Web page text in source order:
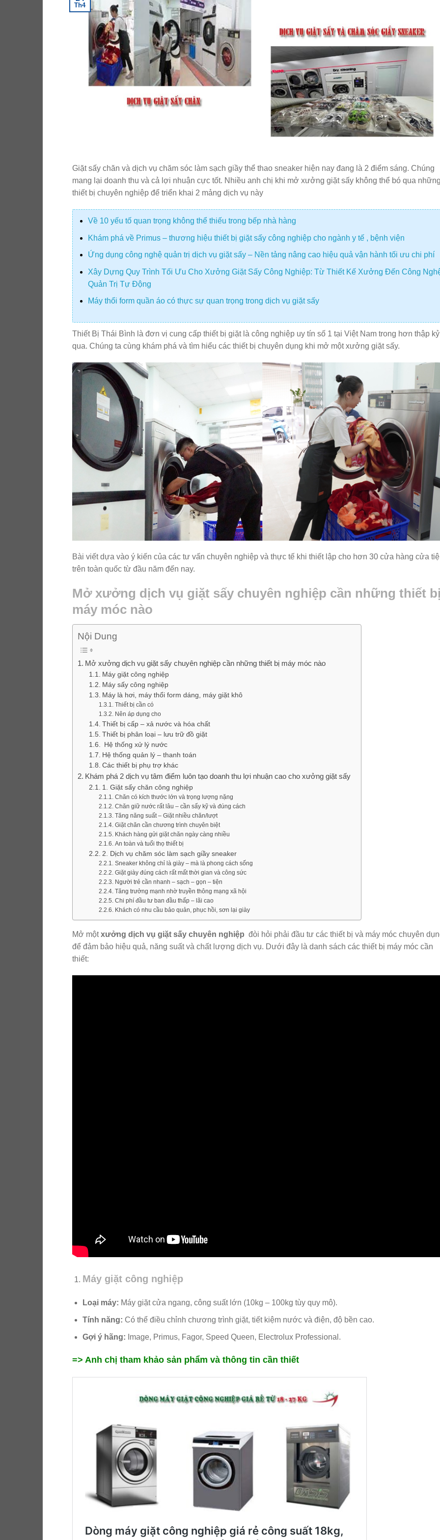
Th4
Giặt sấy chăn và dịch vụ chăm sóc làm sạch giầy thể thao sneaker hiện nay đang là 2 điểm sáng. Chúng
mang lại doanh thu và cả lợi nhuận cực tốt. Nhiều anh chị khi mở xưởng giặt sấy không thể bó qua
thiết bị chuyên nghiệp để triển khai 2 mảng dịch vụ này
Về 10 yếu tố quan trọng không thể thiếu trong bếp nhà hàng
Khám phá về Primus – thương hiệu thiết bị giặt sấy công nghiệp cho ngành y tế , bệnh viện
Ứng dụng công nghệ quản trị dịch vụ giặt sấy – Nền tảng nâng cao hiệu quả vận hành tối ưu chi phí
Xây Dựng Quy Trình Tối Ưu Cho Xưởng Giặt Sấy Công Nghiệp: Từ Thiết Kế Xưởng Đến Công
Quản Trị Tự Động
Máy thổi form quần áo có thực sự quan trọng trong dịch vụ giặt sấy
Thiết Bị Thái Bình là đơn vị cung cấp thiết bị giặt là công nghiệp uy tín số 1 tại Việt Nam trong hơn thập kỷ
qua. Chúng ta cùng khám phá và tìm hiểu các thiết bị chuyên dụng khi mở một xưởng giặt sấy.
Bài viết dựa vào ý kiến của các tư vấn chuyên nghiệp và thực tế khi thiết lập cho hơn 30 cửa hàng cửa
trên toàn quốc từ đầu năm đến nay.
Mở xưởng dịch vụ giặt sấy chuyên nghiệp cần những thiết
máy móc nào
Nội Dung
Mở xưởng dịch vụ giặt sấy chuyên nghiệp cần những thiết bị máy móc nào
Máy giặt công nghiệp
Máy sấy công nghiệp
Máy là hơi, máy thổi form dáng, máy giặt khô
Thiết bị cần có
Nên áp dụng cho
Thiết bị cấp – xả nước và hóa chất
Thiết bị phân loại – lưu trữ đồ giặt
Hệ thống xử lý nước
Hệ thống quản lý – thanh toán
Các thiết bị phụ trợ khác
Khám phá 2 dịch vụ tâm điểm luôn tạo doanh thu lợi nhuận cao cho xưởng giặt sấy
1. Giặt sấy chăn công nghiệp
Chăn có kích thước lớn và trọng lượng nặng
Chăn giữ nước rất lâu – cần sấy kỹ và đúng cách
Tăng năng suất – Giặt nhiều chăn/lượt
Giặt chăn cần chương trình chuyên biệt
Khách hàng gửi giặt chăn ngày càng nhiều
An toàn và tuổi thọ thiết bị
2. Dịch vụ chăm sóc làm sạch giầy sneaker
Sneaker không chỉ là giày – mà là phong cách sống
Giặt giày đúng cách rất mất thời gian và công sức
Người trẻ cần nhanh – sạch – gọn – tiện
Tăng trưởng mạnh nhờ truyền thông mạng xã hội
Chi phí đầu tư ban đầu thấp – lãi cao
Khách có nhu cầu bảo quản, phục hồi, sơn lại giày
Mở mộtxưởng dịch vụ giặt sấy chuyên nghiệp đòi hỏi phải đầu tư các thiết bị và máy móc chuyên
để đảm bảo hiệu quả, năng suất và chất lượng dịch vụ. Dưới đây là danh sách các thiết bị máy móc cần
thiết:
Máy giặt công nghiệp
Loại máy: Máy giặt cửa ngang, công suất lớn (10kg – 100kg tùy quy mô).
Tính năng: Có thể điều chỉnh chương trình giặt, tiết kiệm nước và điện, độ bền cao.
Gợi ý hãng: Image, Primus, Fagor, Speed Queen, Electrolux Professional.
=> Anh chị tham khảo sản phẩm và thông tin cần thiết